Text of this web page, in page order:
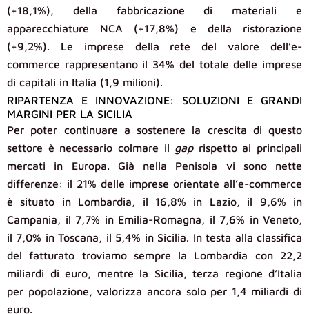
(+18,1%), della fabbricazione di materiali e
apparecchiature NCA (+17,8%) e della ristorazione
(+9,2%). Le imprese della rete del valore dell’e-
commerce rappresentano il 34% del totale delle imprese
di capitali in Italia (1,9 milioni).
RIPARTENZA E INNOVAZIONE: SOLUZIONI E GRANDI
MARGINI PER LA SICILIA
Per poter continuare a sostenere la crescita di questo
settore è necessario colmare il gaprispetto ai principali
mercati in Europa. Già nella Penisola vi sono nette
differenze: il 21% delle imprese orientate all’e-commerce
è situato in Lombardia, il 16,8% in Lazio, il 9,6% in
Campania, il 7,7% in Emilia-Romagna, il 7,6% in Veneto,
il 7,0% in Toscana, il 5,4% in Sicilia. In testa alla classifica
del fatturato troviamo sempre la Lombardia con 22,2
miliardi di euro, mentre la Sicilia, terza regione d’Italia
per popolazione, valorizza ancora solo per 1,4 miliardi di
euro.